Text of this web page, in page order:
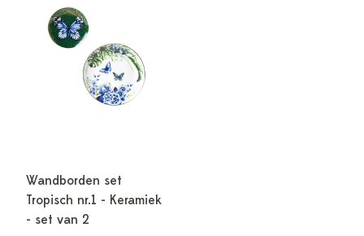
Wandborden set
Tropisch nr.1 - Keramiek
- set van 2